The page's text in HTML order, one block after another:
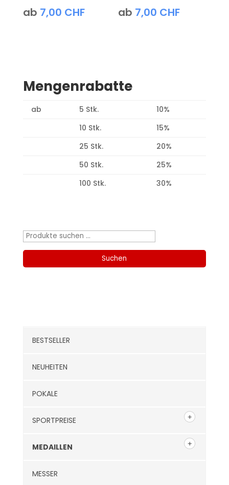
ab 7,00 CHF ab 7,00 CHF
Mengenrabatte
ab 5 Stk.
10%
10 Stk.
15%
25 Stk.
20%
50 Stk.
25%
100 Stk.
30%
Suchen
Suchen
BESTSELLER
NEUHEITEN
POKALE
SPORTPREISE
MEDAILLEN
MESSER